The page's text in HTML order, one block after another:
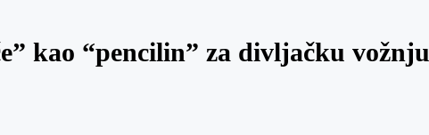
kao “pencilin” za divljačku vožnju